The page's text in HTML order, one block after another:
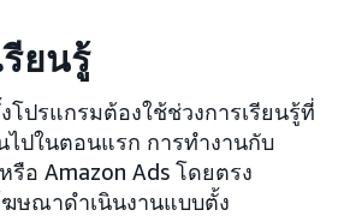
รียนรู้
ปรแกรมต้องใช้ช่วงการเรียนรู้ที่
ไปในตอนแรก การทำงานกับ
อ Amazon Ads โดยตรง
ษณาดำเนินงานแบบตั้ง